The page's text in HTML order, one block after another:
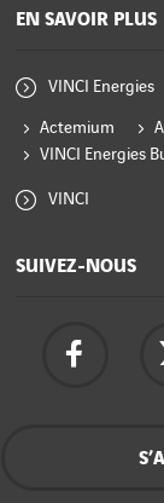
EN SAVOIR PLUS
VINCI Energies
Actemium
VINCI Energies
VINCI
SUIVEZ-NOUS